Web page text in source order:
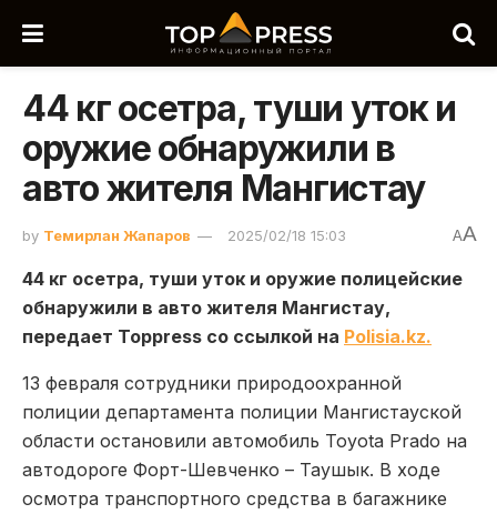
44 кг осетра, туши уток и
оружие обнаружили в
авто жителя Мангистау
by Темирлан Жапаров 2025/02/18 15:03 AA
44 кг осетра, туши уток и оружие полицейские
обнаружили в авто жителя Мангистау,
передает Toppress со ссылкой на Polisia.kz.
13 февраля сотрудники природоохранной
полиции департамента полиции Мангистауской
области остановили автомобиль Toyota Prado на
автодороге Форт-Шевченко – Таушык. В ходе
осмотра транспортного средства в багажнике